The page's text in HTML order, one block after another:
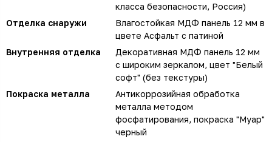
класса безопасности, Россия)
Отделка снаружи
Влагостойкая МДФ панель 12 мм в
цвете Асфальт с патиной
Внутренняя отделка
Декоративная МДФ панель 12 мм
с широким зеркалом, цвет "Белый
софт" (без текстуры)
Покраска металла
Антикоррозийная обработка
металла методом
фосфатирования, покраска "Муар"
черный